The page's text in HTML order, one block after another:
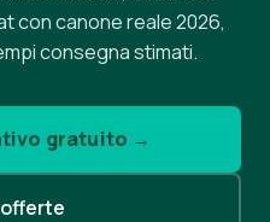
con canone reale 2026,
consegna stimati.
gratuito →